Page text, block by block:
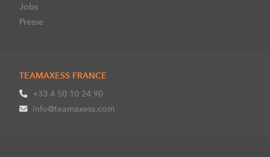
Jobs
Presse
TEAMAXESS FRANCE
+33 4 50 10 24 90
info@teamaxess.com